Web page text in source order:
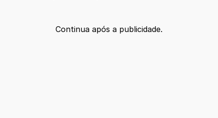
Continua após a publicidade.